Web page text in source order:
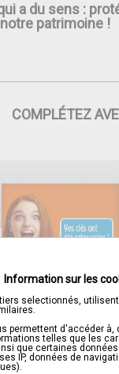
a du sens :
patrimoine !
COMPLÉTEZ
Information sur les
selectionnés,
permettent d'accéder à,
telles que les
que certaines
IP, données de